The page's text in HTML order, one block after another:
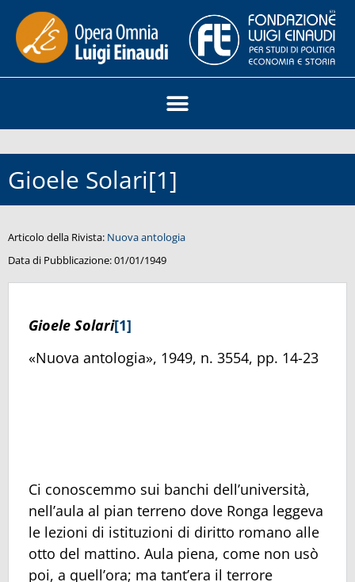
Gioele Solari[1]
Articolo della Rivista: Nuova antologia
Data di Pubblicazione:01/01/1949
Gioele Solari[1]
«Nuova antologia», 1949, n. 3554, pp. 14-23
Ci conoscemmo sui banchi dell’università,
nell’aula al pian terreno dove Ronga leggeva
le lezioni di istituzioni di diritto romano alle
otto del mattino. Aula piena, come non usò
poi, a quell’ora; ma tant’era il terrore